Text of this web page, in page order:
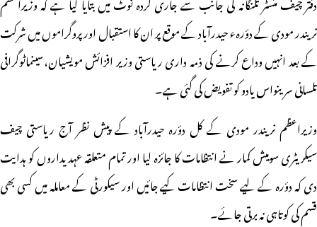
نریندر مودی کے دؤرہء حیدرآباد کے موقع پر ان کا استقبال اور پروگراموں میں شرکت
کے بعد انہیں وداع کرنے کی ذمہ داری ریاستی وزیر افزائش مویشیان،سینماٹوگرافی
تلسانی سرینواس یادو کو تفویض کی گئی ہے۔
وزیراعظم نریندر مودی کے کل دؤرہ حیدرآباد کے پیش نظر آج ریاستی چیف
سیکریٹری سومیش کمار نے انتظامات کا جائزہ لیا اور تمام متعلقہ عہدیداروں کو ہدایت
دی کہ دؤرہ کے لیے سخت انتظامات کیے جائیں اور سیکورٹی کے معاملہ میں کسی بھی
قسم کی کوتاہی نہ برتی جائے۔